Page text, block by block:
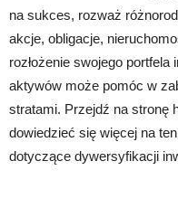
na sukces, rozważ
akcje, obligacje,
rozłożenie swojego
aktywów może pomóc w
stratami. Przejdź na stronę
dowiedzieć się więcej na
dotyczące dywersyfikacji